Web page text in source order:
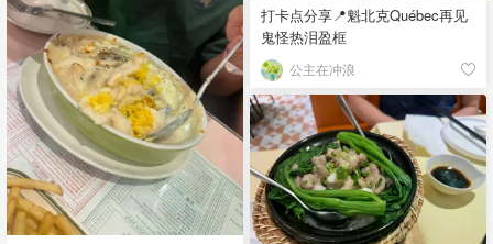
打卡点分享📍魁北克Québec再见
鬼怪热泪盈框
公主在冲浪